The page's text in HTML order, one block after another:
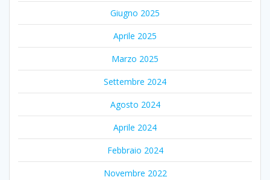
Giugno 2025
Aprile 2025
Marzo 2025
Settembre 2024
Agosto 2024
Aprile 2024
Febbraio 2024
Novembre 2022